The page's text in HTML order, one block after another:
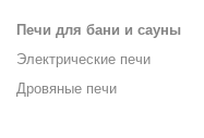
Печи для бани и сауны
Электрические печи
Дровяные печи